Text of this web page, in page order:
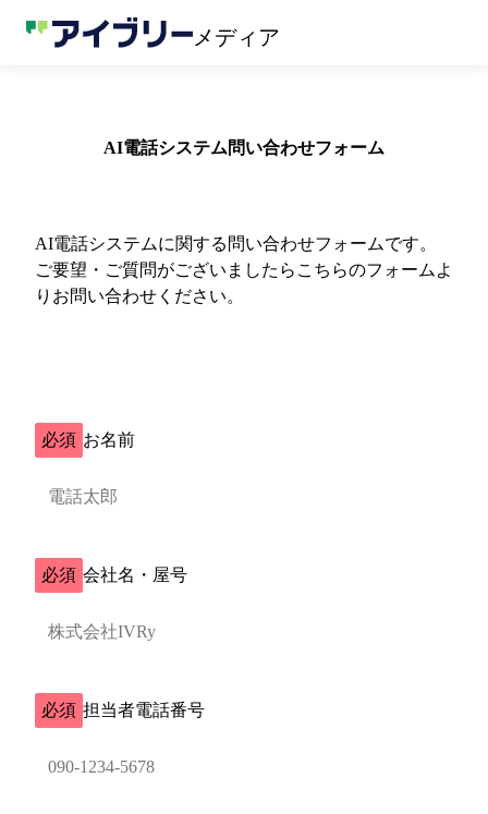
メディア
AI電話システム問い合わせフォーム
AI電話システムに関する問い合わせフォームです。
ご要望・ご質問がございましたらこちらのフォームよ
りお問い合わせください。
必須 お名前
必須 会社名・屋号
必須 担当者電話番号